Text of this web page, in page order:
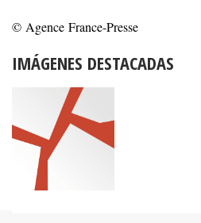
© Agence France-Presse
IMÁGENES DESTACADAS